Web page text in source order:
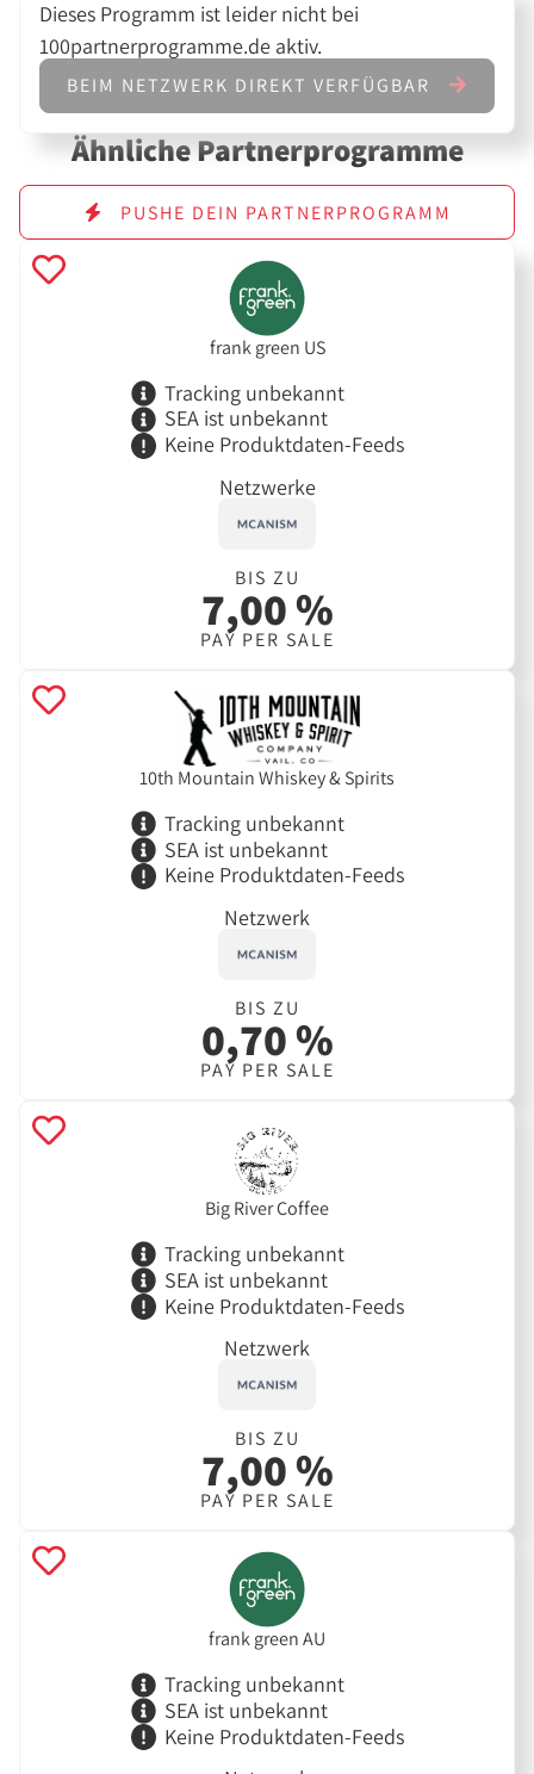
Dieses Programm ist leider nicht bei
100partnerprogramme.de aktiv.
BEIM NETZWERK DIREKT VERFÜGBAR
Ähnliche Partnerprogramme
PUSHE DEIN PARTNERPROGRAMM
frank green US
Tracking unbekannt
SEA ist unbekannt
Keine Produktdaten-Feeds
Netzwerke
BIS ZU
7,00 %
PAY PER SALE
10th Mountain Whiskey & Spirits
Tracking unbekannt
SEA ist unbekannt
Keine Produktdaten-Feeds
Netzwerk
BIS ZU
0,70 %
PAY PER SALE
Big River Coffee
Tracking unbekannt
SEA ist unbekannt
Keine Produktdaten-Feeds
Netzwerk
BIS ZU
7,00 %
PAY PER SALE
frank green AU
Tracking unbekannt
SEA ist unbekannt
Keine Produktdaten-Feeds